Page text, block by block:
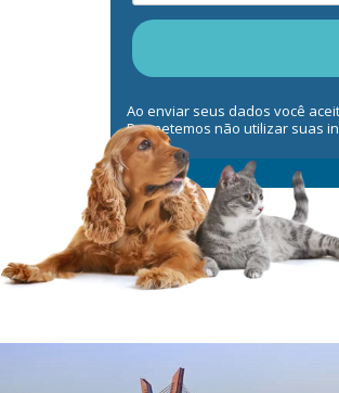
Ao enviar seus dados você
Prometemos não utilizar suas